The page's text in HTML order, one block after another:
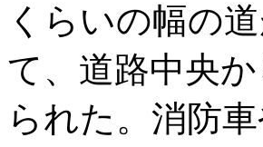
くらいの幅の
て、道路中央
られた。消防